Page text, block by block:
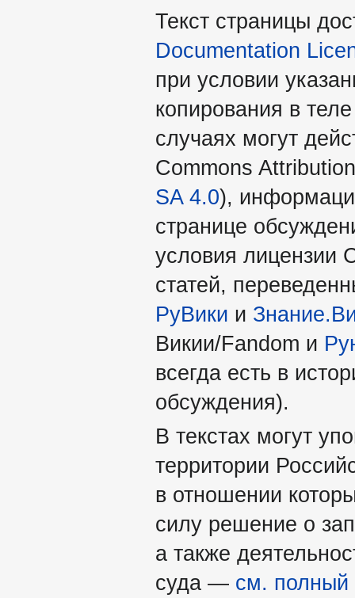
Текст страницы
Documentation
при условии
копирования в
случаях могут
Commons
SA 4.0),
странице
условия лицензии
статей,
РуВики и
Викии/Fandom и
всегда есть в
обсуждения).
В текстах могут
территории
в отношении
силу решение о
а также
суда — см. полный